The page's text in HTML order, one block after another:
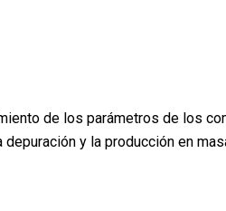
de los parámetros de los
y la producción en